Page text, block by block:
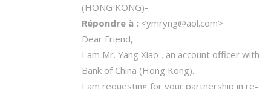
(HONG KONG)-
Répondre à : <ymryng@aol.com>
Dear Friend,
I am Mr. Yang Xiao , an account officer with
Bank of China (Hong Kong).
I am requesting for your partnership in re-